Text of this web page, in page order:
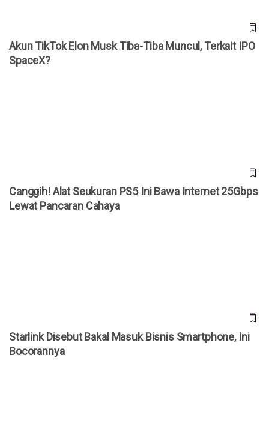
Akun TikTok Elon Musk Tiba-Tiba Muncul, Terkait IPO
SpaceX?
Canggih! Alat Seukuran PS5 Ini Bawa Internet 25Gbps
Lewat Pancaran Cahaya
Starlink Disebut Bakal Masuk Bisnis Smartphone, Ini
Bocorannya